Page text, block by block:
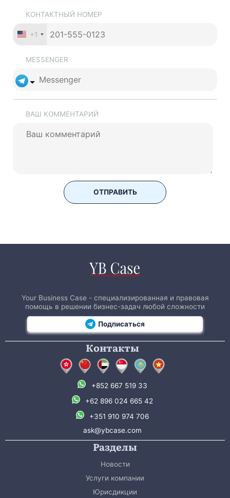
КОНТАКТНЫЙ НОМЕР
+1
MESSENGER
ВАШ КОММЕНТАРИЙ
ОТПРАВИТЬ
Your Business Case - специализированная и правовая
помощь в решении бизнес-задач любой сложности
Подписаться
Контакты
+852 667 519 33
+62 896 024 665 42
+351 910 974 706
ask@ybcase.com
Разделы
Новости
Услуги компании
Юрисдикции